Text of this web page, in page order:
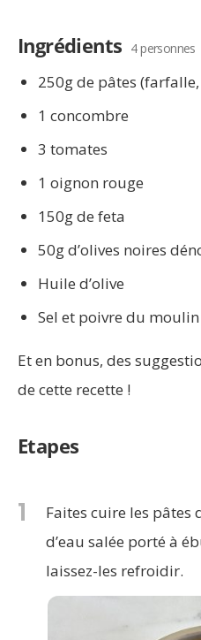
Ingrédients 4 personnes
250g de pâtes
1 concombre
3 tomates
1 oignon rouge
150g de feta
50g d’olives noires
Huile d’olive
Sel et poivre du moulin
Et en bonus, des
de cette recette !
Etapes
1
Faites cuire les pâtes
d’eau salée porté à
laissez-les refroidir.